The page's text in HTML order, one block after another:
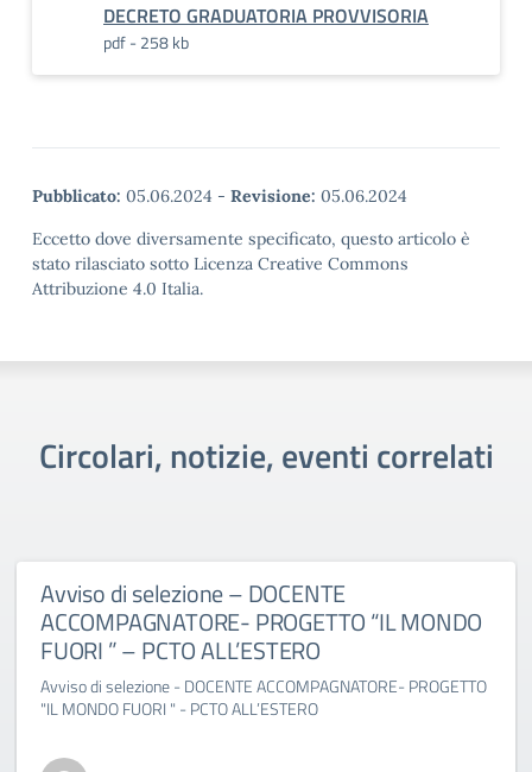
DECRETO GRADUATORIA PROVVISORIA
pdf - 258 kb
Pubblicato: 05.06.2024 - Revisione: 05.06.2024
Eccetto dove diversamente specificato, questo articolo è
stato rilasciato sotto Licenza Creative Commons
Attribuzione 4.0 Italia.
Circolari, notizie, eventi correlati
Avviso di selezione – DOCENTE
ACCOMPAGNATORE- PROGETTO “IL MONDO
FUORI ” – PCTO ALL’ESTERO
Avviso di selezione - DOCENTE ACCOMPAGNATORE- PROGETTO
"IL MONDO FUORI " - PCTO ALL’ESTERO